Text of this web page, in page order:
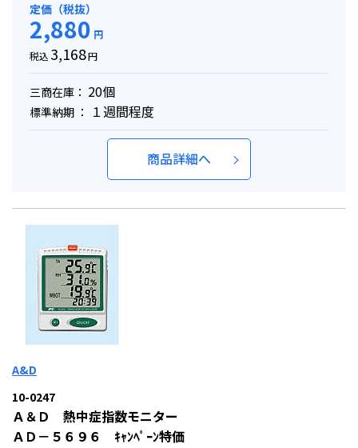
定価（税抜）
2,880 円
税込 3,168円
三商在庫： 20個
標準納期 ： １週間程度
商品詳細へ
A&D
10-0247
Ａ＆Ｄ 熱中症指数モニター
ＡＤ－５６９６ ｷｬﾝﾍﾟｰﾝ特価